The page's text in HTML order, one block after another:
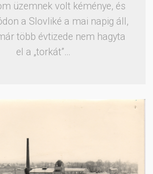
üzemnek volt kéménye, és
a Slovliké a mai napig áll,
több évtizede nem hagyta
el a „torkát”…